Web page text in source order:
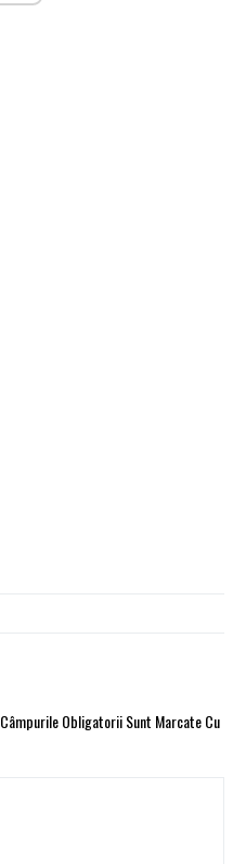
Câmpurile Obligatorii Sunt Marcate Cu